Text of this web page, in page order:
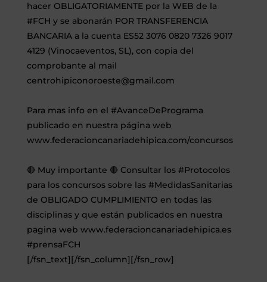
hacer OBLIGATORIAMENTE por la WEB de la
#FCH y se abonarán POR TRANSFERENCIA
BANCARIA a la cuenta ES52 3076 0820 7326 9017
4129 (Vinocaeventos, SL), con copia del
comprobante al mail
centrohipiconoroeste@gmail.com
Para mas info en el #AvanceDePrograma
publicado en nuestra página web
www.federacioncanariadehipica.com/concursos
🔴 Muy importante 🔴 Consultar los #Protocolos
para los concursos sobre las #MedidasSanitarias
de OBLIGADO CUMPLIMIENTO en todas las
disciplinas y que están publicados en nuestra
pagina web www.federacioncanariadehipica.es
#prensaFCH
[/fsn_text][/fsn_column][/fsn_row]